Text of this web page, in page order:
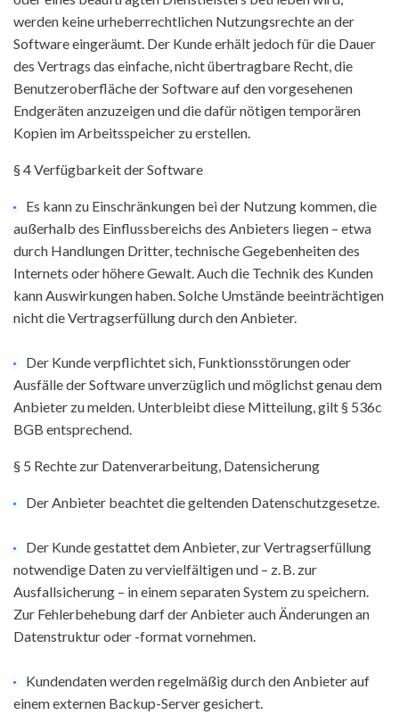
werden keine urheberrechtlichen Nutzungsrechte an der
Software eingeräumt. Der Kunde erhält jedoch für die Dauer
des Vertrags das einfache, nicht übertragbare Recht, die
Benutzeroberfläche der Software auf den vorgesehenen
Endgeräten anzuzeigen und die dafür nötigen temporären
Kopien im Arbeitsspeicher zu erstellen.
§ 4 Verfügbarkeit der Software
Es kann zu Einschränkungen bei der Nutzung kommen, die
außerhalb des Einflussbereichs des Anbieters liegen – etwa
durch Handlungen Dritter, technische Gegebenheiten des
Internets oder höhere Gewalt. Auch die Technik des Kunden
kann Auswirkungen haben. Solche Umstände beeinträchtigen
nicht die Vertragserfüllung durch den Anbieter.
Der Kunde verpflichtet sich, Funktionsstörungen oder
Ausfälle der Software unverzüglich und möglichst genau dem
Anbieter zu melden. Unterbleibt diese Mitteilung, gilt § 536c
BGB entsprechend.
§ 5 Rechte zur Datenverarbeitung, Datensicherung
Der Anbieter beachtet die geltenden Datenschutzgesetze.
Der Kunde gestattet dem Anbieter, zur Vertragserfüllung
notwendige Daten zu vervielfältigen und – z. B. zur
Ausfallsicherung – in einem separaten System zu speichern.
Zur Fehlerbehebung darf der Anbieter auch Änderungen an
Datenstruktur oder -format vornehmen.
Kundendaten werden regelmäßig durch den Anbieter auf
einem externen Backup-Server gesichert.